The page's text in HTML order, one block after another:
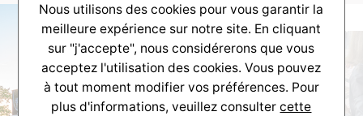
Nous utilisons des cookies pour vous garantir la
meilleure expérience sur notre site. En cliquant
sur "j'accepte", nous considérerons que vous
acceptez l'utilisation des cookies. Vous pouvez
à tout moment modifier vos préférences. Pour
plus d'informations, veuillez consultercette